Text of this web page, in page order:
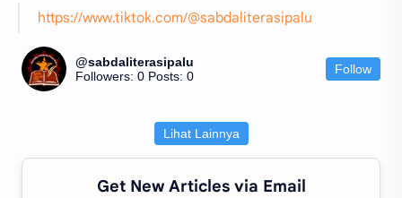
https://www.tiktok.com/@sabdaliterasipalu
@sabdaliterasipalu
Followers: 0 Posts: 0 Follow
Lihat Lainnya
Get New Articles via Email